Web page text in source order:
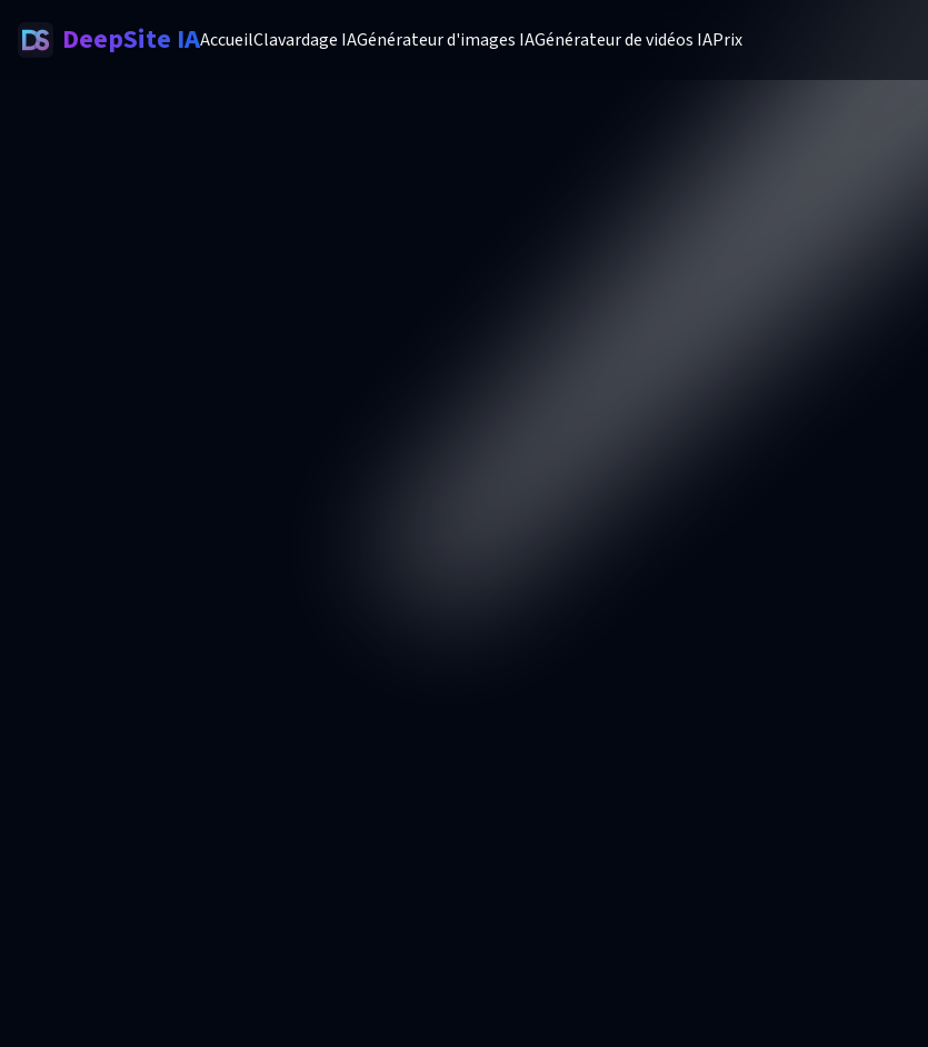
DeepSite IAAccueilClavardage IAGénérateur d'images IAGénérateur de vidéos IAPrix